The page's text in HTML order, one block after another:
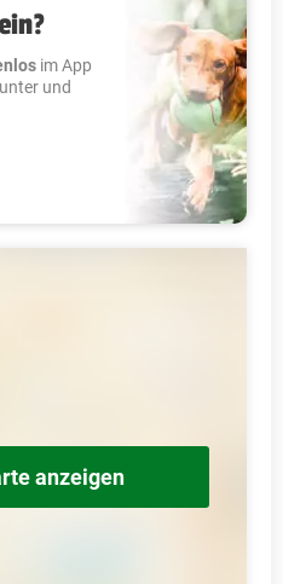
im App
und
anzeigen